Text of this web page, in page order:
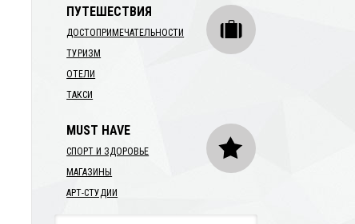
ПУТЕШЕСТВИЯ
ДОСТОПРИМЕЧАТЕЛЬНОСТИ
ТУРИЗМ
ОТЕЛИ
ТАКСИ
MUST HAVE
СПОРТ И ЗДОРОВЬЕ
МАГАЗИНЫ
АРТ-СТУДИИ